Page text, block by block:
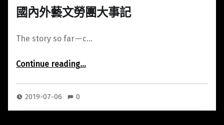
國內外藝文勞團大事記
The story so far — c…
Continue reading“國內外藝文勞團大事記”
…
2019-07-06 0